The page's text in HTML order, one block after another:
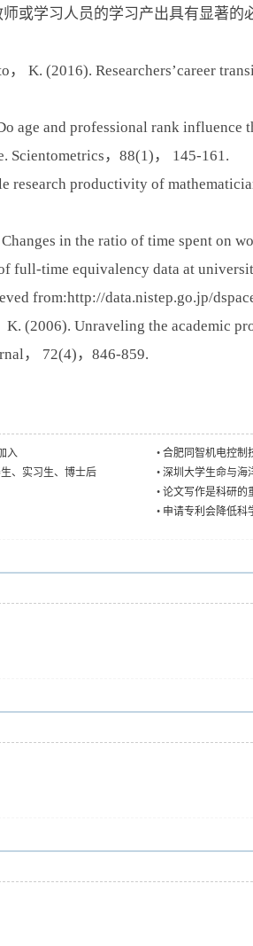
或学习人员的学习产出具有显著的
(2016). Researchers’career
and professional rank influence
Scientometrics，88(1)， 145-161.
productivity of
in the ratio of time spent on
full-time equivalency data at
from:http://data.nistep.go.jp/
Unraveling the academic
， 72(4)，846-859.
入 • 合肥同智机电控制
、实习生、博士后 • 深圳大学生命与海
• 论文写作是科研的
• 申请专利会降低科